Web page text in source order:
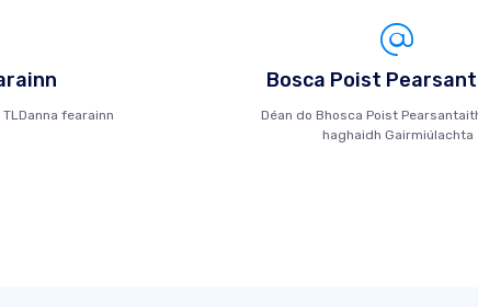
fearainn
Bosca Poist
Déan do Bhosca Poist
haghaidh Gairmiúlachta